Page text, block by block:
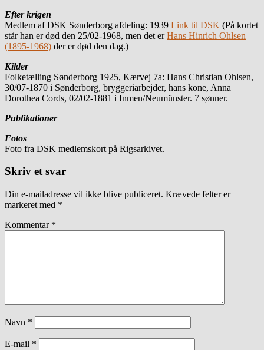
Efter krigen
Medlem af DSK Sønderborg afdeling: 1939 Link til DSK (På kortet
står han er død den 25/02-1968, men det erHans Hinrich Ohlsen
(1895-1968) der er død den dag.)
Kilder
Folketælling Sønderborg 1925, Kærvej 7a: Hans Christian Ohlsen,
30/07-1870 i Sønderborg, bryggeriarbejder, hans kone, Anna
Dorothea Cords, 02/02-1881 i Inmen/Neumünster. 7 sønner.
Publikationer
Fotos
Foto fra DSK medlemskort på Rigsarkivet.
Skriv et svar
Din e-mailadresse vil ikke blive publiceret. Krævede felter er
markeret med *
Kommentar *
Navn *
E-mail *